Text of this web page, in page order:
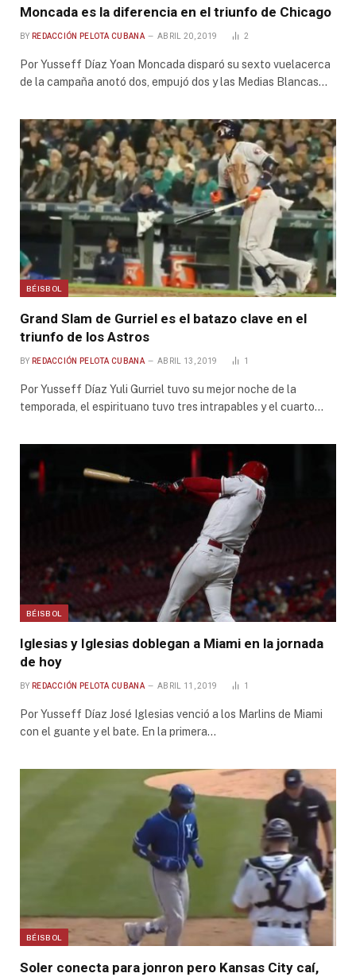
Moncada es la diferencia en el triunfo de Chicago
BY REDACCIÓN PELOTA CUBANA ABRIL 20, 2019 2
Por Yusseff Díaz Yoan Moncada disparó su sexto vuelacerca
de la campaña anotó dos, empujó dos y las Medias Blancas…
BÉISBOL
Grand Slam de Gurriel es el batazo clave en el
triunfo de los Astros
BY REDACCIÓN PELOTA CUBANA ABRIL 13, 2019 1
Por Yusseff Díaz Yuli Gurriel tuvo su mejor noche de la
temporada, el espirituano tuvo tres intrapables y el cuarto…
BÉISBOL
Iglesias y Iglesias doblegan a Miami en la jornada
de hoy
BY REDACCIÓN PELOTA CUBANA ABRIL 11, 2019 1
Por Yusseff Díaz José Iglesias venció a los Marlins de Miami
con el guante y el bate. En la primera…
BÉISBOL
Soler conecta para jonron pero Kansas City caí,